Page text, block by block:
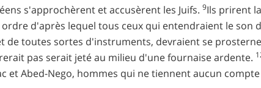
s'approchèrent et accusèrent les Juifs. 9Ils prirent
d'après lequel tous ceux qui entendraient le son
de toutes sortes d'instruments, devraient se
pas serait jeté au milieu d'une fournaise ardente.
et Abed-Nego, hommes qui ne tiennent aucun